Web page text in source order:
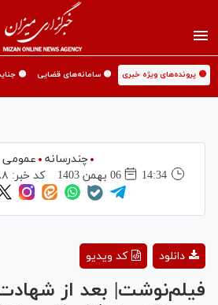
🟡 پرونده‌های ویژه خبری 🟡 سامانه‌های قضایی 🟡
چندرسانه
عمومی
14:34
06 بهمن 1403 کد خبر:
کد ویدیو دانلود